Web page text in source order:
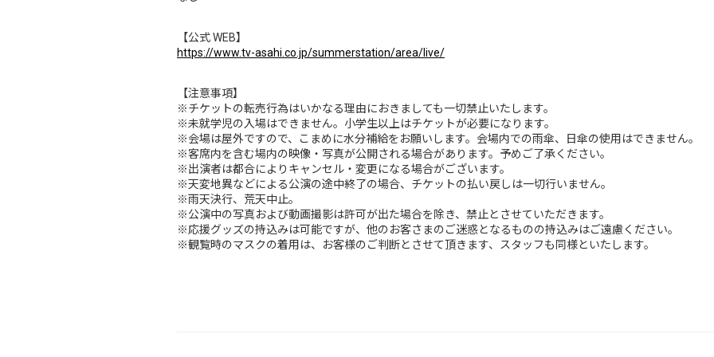
【公式 WEB】
https://www.tv-asahi.co.jp/summerstation/area/live/
【注意事項】
※チケットの転売行為はいかなる理由におきましても一切禁止いたします。
※未就学児の入場はできません。小学生以上はチケットが必要になります。
※会場は屋外ですので、こまめに水分補給をお願いします。会場内での雨傘、日傘の使用はできません。
※客席内を含む場内の映像・写真が公開される場合があります。予めご了承ください。
※出演者は都合によりキャンセル・変更になる場合がございます。
※天変地異などによる公演の途中終了の場合、チケットの払い戻しは一切行いません。
※雨天決行、荒天中止。
※公演中の写真および動画撮影は許可が出た場合を除き、禁止とさせていただきます。
※応援グッズの持込みは可能ですが、他のお客さまのご迷惑となるものの持込みはご遠慮ください。
※観覧時のマスクの着用は、お客様のご判断とさせて頂きます、スタッフも同様といたします。